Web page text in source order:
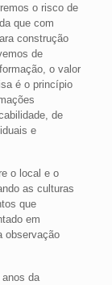
o risco de
que com
construção
de
o valor
é o princípio
de
e
o local e o
as culturas
que
em
observação
da